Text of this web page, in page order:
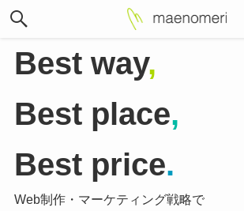
Best way,
Best place,
Best price.
Web制作・マーケティング戦略で